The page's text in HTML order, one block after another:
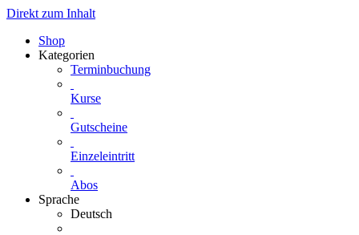
Direkt zum Inhalt
Shop
Kategorien
Terminbuchung
Kurse
Gutscheine
Einzeleintritt
Abos
Sprache
Deutsch